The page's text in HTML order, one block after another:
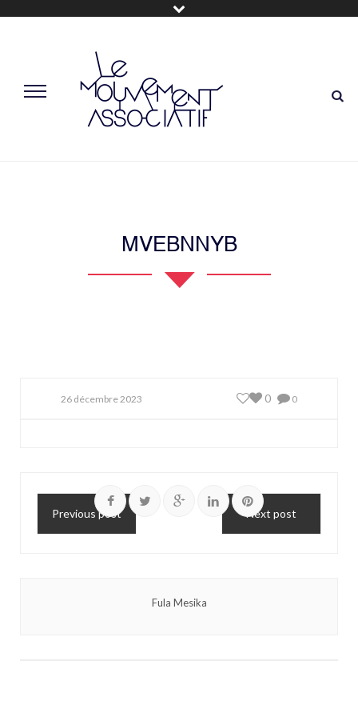
MVEBNNYB
26 décembre 2023 0
0
Previous post Next post
Fula Mesika